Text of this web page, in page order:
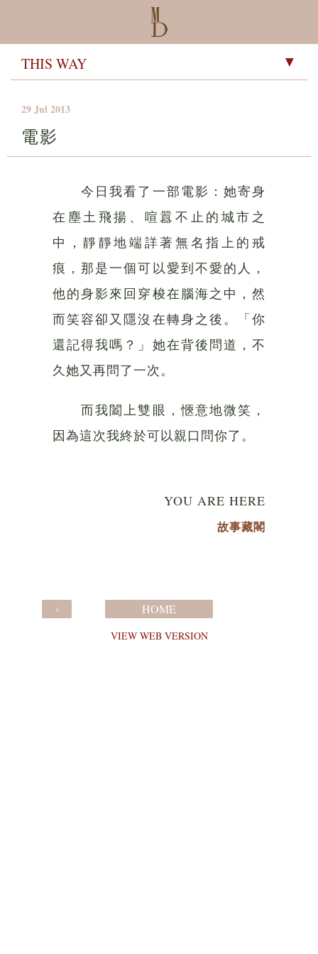
▼
29 Jul 2013
電影
今日我看了一部電影：她寄身
在塵土飛揚、喧囂不止的城市之
中，靜靜地端詳著無名指上的戒
痕，那是一個可以愛到不愛的人，
他的身影來回穿梭在腦海之中，然
而笑容卻又隱沒在轉身之後。「你
還記得我嗎？」她在背後問道，不
久她又再問了一次。
而我闔上雙眼，愜意地微笑，
因為這次我終於可以親口問你了。
YOU ARE HERE
故事藏閣
‹ HOME
VIEW WEB VERSION